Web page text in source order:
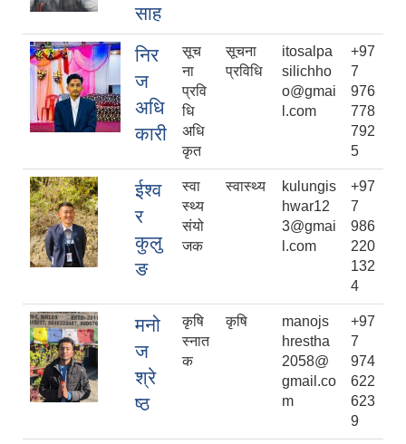
साह
निर
ज
अधि
कारी
सूच
ना
प्रवि
धि
अधि
कृत
सूचना
प्रविधि
itosalpa
silichho
o@gmai
l.com
+97
7
976
778
792
5
ईश्व
र
कुलु
ङ
स्वा
स्थ्य
संयो
जक
स्वास्थ्य
kulungis
hwar12
3@gmai
l.com
+97
7
986
220
132
4
मनो
ज
श्रे
ष्ठ
कृषि
स्नात
क
कृषि
manojs
hrestha
2058@
gmail.co
m
+97
7
974
622
623
9